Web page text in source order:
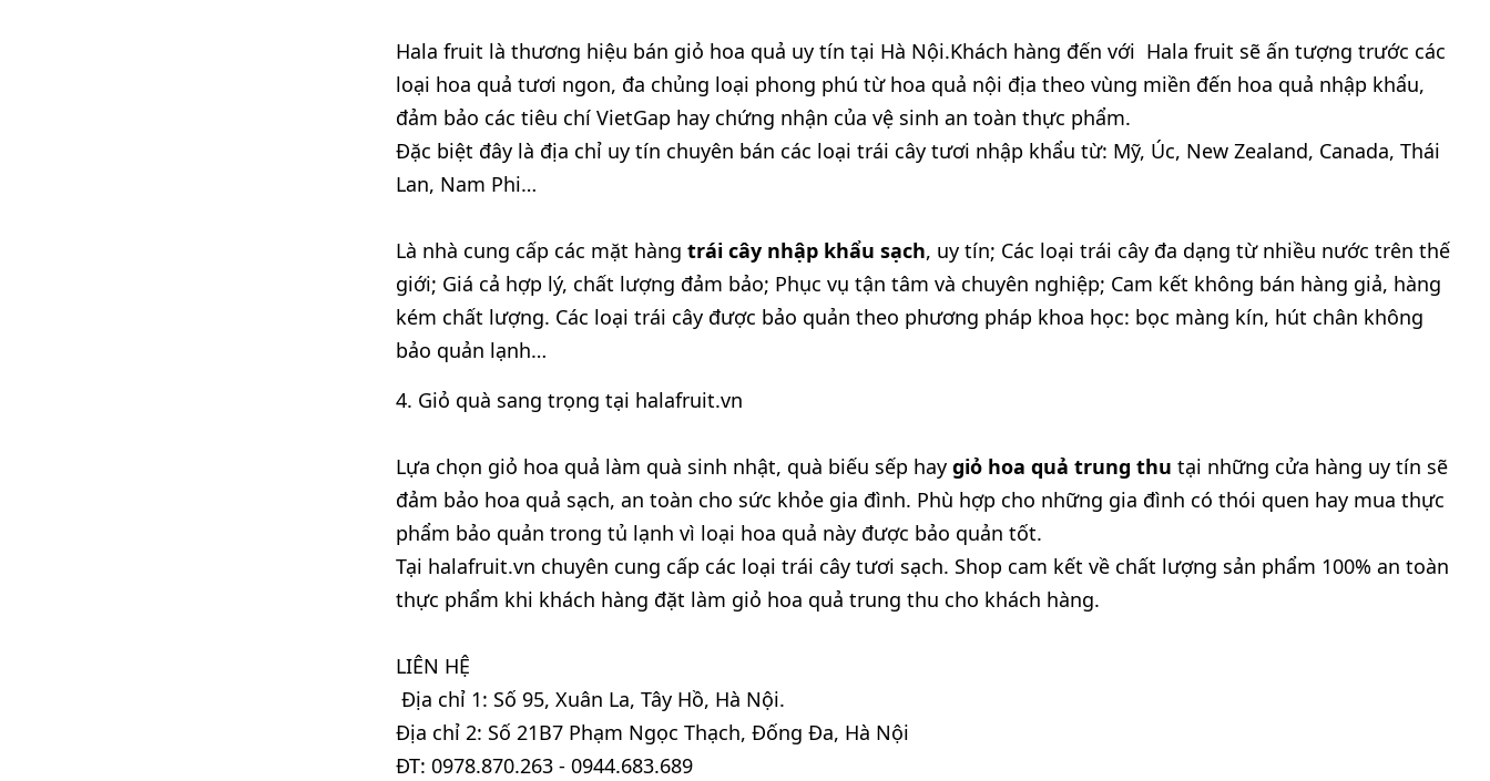
Hala fruit là thương hiệu bán giỏ hoa quả uy tín tại Hà Nội.Khách hàng đến với Hala fruit sẽ ấn tượng trước các
loại hoa quả tươi ngon, đa chủng loại phong phú từ hoa quả nội địa theo vùng miền đến hoa quả nhập khẩu,
đảm bảo các tiêu chí VietGap hay chứng nhận của vệ sinh an toàn thực phẩm.
Đặc biệt đây là địa chỉ uy tín chuyên bán các loại trái cây tươi nhập khẩu từ: Mỹ, Úc, New Zealand, Canada, Thái
Lan, Nam Phi…
Là nhà cung cấp các mặt hàng trái cây nhập khẩu sạch, uy tín; Các loại trái cây đa dạng từ nhiều nước trên thế
giới; Giá cả hợp lý, chất lượng đảm bảo; Phục vụ tận tâm và chuyên nghiệp; Cam kết không bán hàng giả, hàng
kém chất lượng. Các loại trái cây được bảo quản theo phương pháp khoa học: bọc màng kín, hút chân không
bảo quản lạnh…
4. Giỏ quà sang trọng tại halafruit.vn
Lựa chọn giỏ hoa quả làm quà sinh nhật, quà biếu sếp hay giỏ hoa quả trung thu tại những cửa hàng uy tín sẽ
đảm bảo hoa quả sạch, an toàn cho sức khỏe gia đình. Phù hợp cho những gia đình có thói quen hay mua thực
phẩm bảo quản trong tủ lạnh vì loại hoa quả này được bảo quản tốt.
Tại halafruit.vn chuyên cung cấp các loại trái cây tươi sạch. Shop cam kết về chất lượng sản phẩm 100% an toàn
thực phẩm khi khách hàng đặt làm giỏ hoa quả trung thu cho khách hàng.
LIÊN HỆ
Địa chỉ 1: Số 95, Xuân La, Tây Hồ, Hà Nội.
Địa chỉ 2: Số 21B7 Phạm Ngọc Thạch, Đống Đa, Hà Nội
ĐT: 0978.870.263 - 0944.683.689